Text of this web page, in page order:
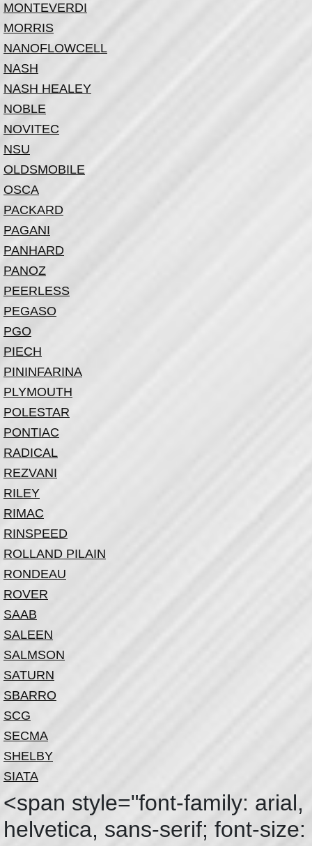
MONTEVERDI
MORRIS
NANOFLOWCELL
NASH
NASH HEALEY
NOBLE
NOVITEC
NSU
OLDSMOBILE
OSCA
PACKARD
PAGANI
PANHARD
PANOZ
PEERLESS
PEGASO
PGO
PIECH
PININFARINA
PLYMOUTH
POLESTAR
PONTIAC
RADICAL
REZVANI
RILEY
RIMAC
RINSPEED
ROLLAND PILAIN
RONDEAU
ROVER
SAAB
SALEEN
SALMSON
SATURN
SBARRO
SCG
SECMA
SHELBY
SIATA
<span style="font-family: arial,
helvetica, sans-serif; font-size: